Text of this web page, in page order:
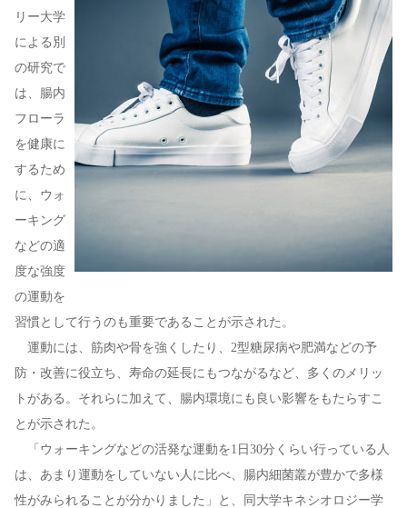
リー大学
による別
の研究で
は、腸内
フローラ
を健康に
するため
に、ウォ
ーキング
などの適
度な強度
の運動を
習慣として行うのも重要であることが示された。
運動には、筋肉や骨を強くしたり、2型糖尿病や肥満などの予
防・改善に役立ち、寿命の延長にもつながるなど、多くのメリッ
トがある。それらに加えて、腸内環境にも良い影響をもたらすこ
とが示された。
「ウォーキングなどの活発な運動を1日30分くらい行っている人
は、あまり運動をしていない人に比べ、腸内細菌叢が豊かで多様
性がみられることが分かりました」と、同大学キネシオロジー学